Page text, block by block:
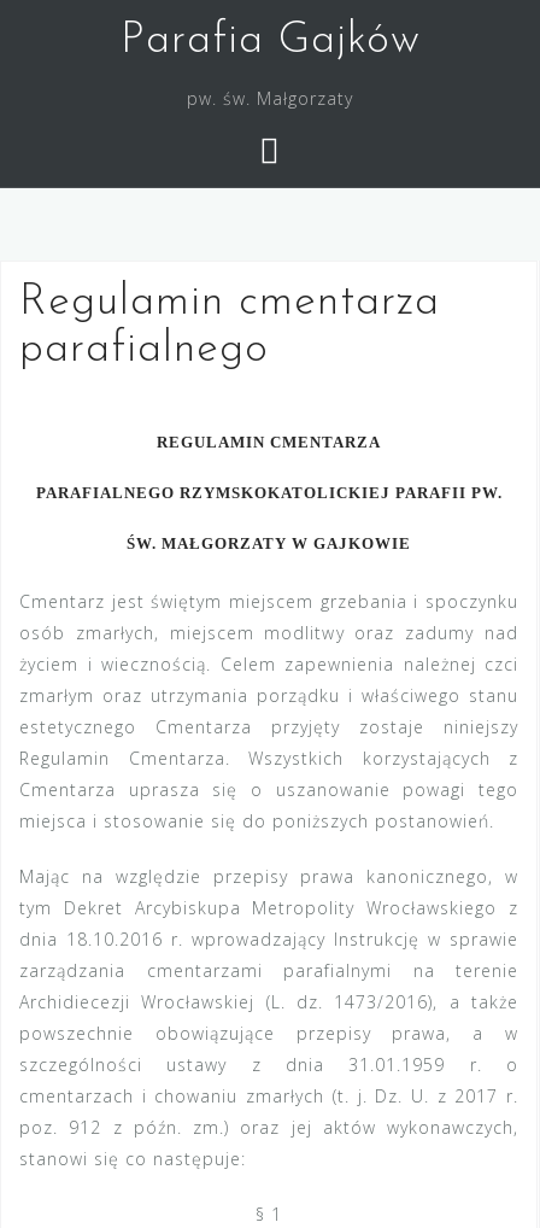
Parafia Gajków
pw. św. Małgorzaty
Regulamin cmentarza
parafialnego
REGULAMIN CMENTARZA
PARAFIALNEGO RZYMSKOKATOLICKIEJ PARAFII PW.
ŚW. MAŁGORZATY W GAJKOWIE
Cmentarz jest świętym miejscem grzebania i spoczynku
osób zmarłych, miejscem modlitwy oraz zadumy nad
życiem i wiecznością. Celem zapewnienia należnej czci
zmarłym oraz utrzymania porządku i właściwego stanu
estetycznego Cmentarza przyjęty zostaje niniejszy
Regulamin Cmentarza. Wszystkich korzystających z
Cmentarza uprasza się o uszanowanie powagi tego
miejsca i stosowanie się do poniższych postanowień.
Mając na względzie przepisy prawa kanonicznego, w
tym Dekret Arcybiskupa Metropolity Wrocławskiego z
dnia 18.10.2016 r. wprowadzający Instrukcję w sprawie
zarządzania cmentarzami parafialnymi na terenie
Archidiecezji Wrocławskiej (L. dz. 1473/2016), a także
powszechnie obowiązujące przepisy prawa, a w
szczególności ustawy z dnia 31.01.1959 r. o
cmentarzach i chowaniu zmarłych (t. j. Dz. U. z 2017 r.
poz. 912 z późn. zm.) oraz jej aktów wykonawczych,
stanowi się co następuje:
§ 1